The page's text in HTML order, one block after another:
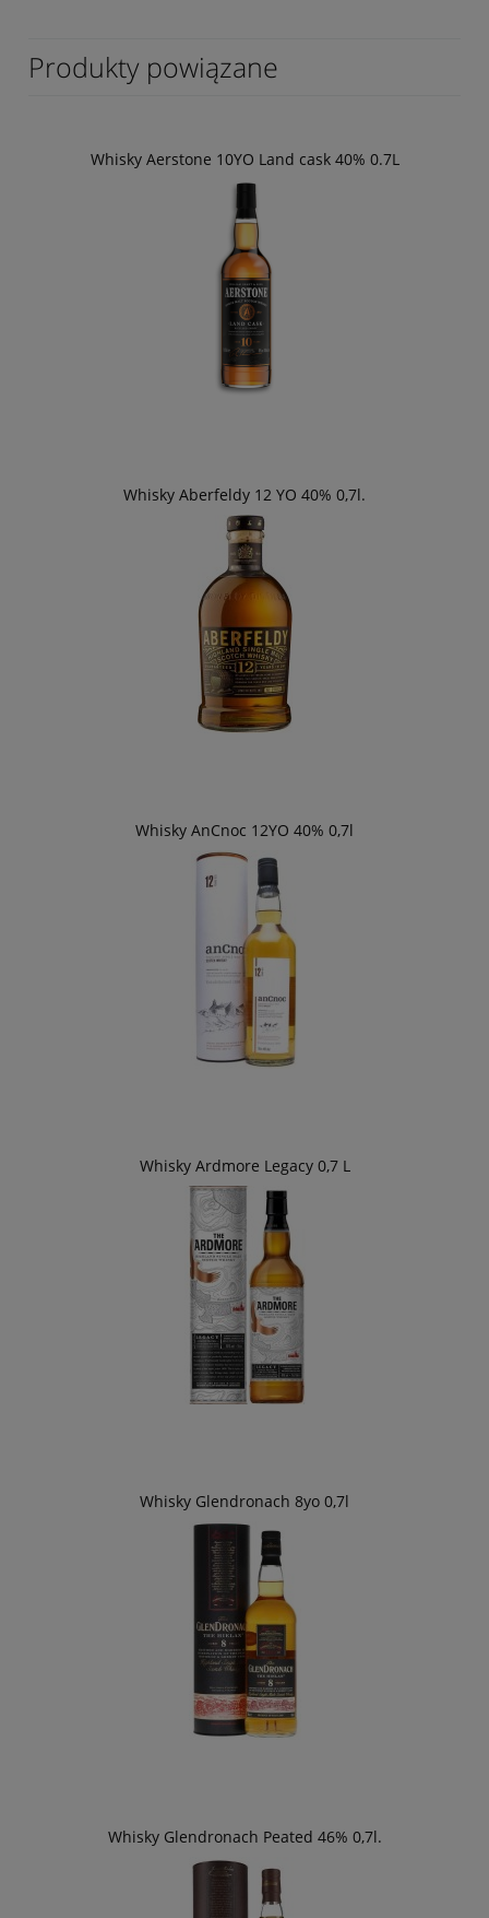
Produkty powiązane
Whisky Aerstone 10YO Land cask 40% 0.7L
Whisky Aberfeldy 12 YO 40% 0,7l.
Whisky AnCnoc 12YO 40% 0,7l
Whisky Ardmore Legacy 0,7 L
Whisky Glendronach 8yo 0,7l
Whisky Glendronach Peated 46% 0,7l.